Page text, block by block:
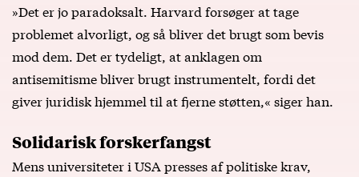
»Det er jo paradoksalt. Harvard forsøger at tage
problemet alvorligt, og så bliver det brugt som bevis
mod dem. Det er tydeligt, at anklagen om
antisemitisme bliver brugt instrumentelt, fordi det
giver juridisk hjemmel til at fjerne støtten,« siger han.
Solidarisk forskerfangst
Mens universiteter i USA presses af politiske krav,